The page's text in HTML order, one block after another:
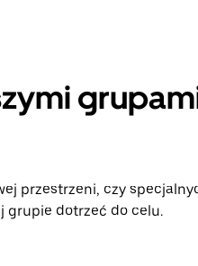
przestrzeni, czy
grupie dotrzeć do celu.